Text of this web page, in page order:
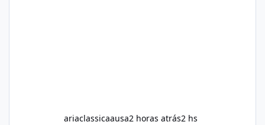
ariaclassicaausa2 horas atrás2 hs